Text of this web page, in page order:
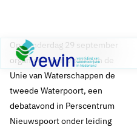
Direct naar content
Terug naar de startpagina
Op donderdag 29 september
organiseerden Vewin en de
Unie van Waterschappen de
tweede Waterpoort, een
debatavond in Perscentrum
Nieuwspoort onder leiding